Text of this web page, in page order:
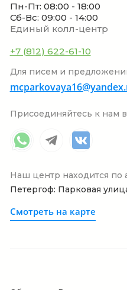
Пн-Пт: 08:00 - 18:00
Сб-Вс: 09:00 - 14:00
Единый колл-центр
+7 (812) 622-61-10
Для писем и
Присоединяйтесь к нам в
Наш центр находится по
Петергоф: Парковая
Смотреть на карте